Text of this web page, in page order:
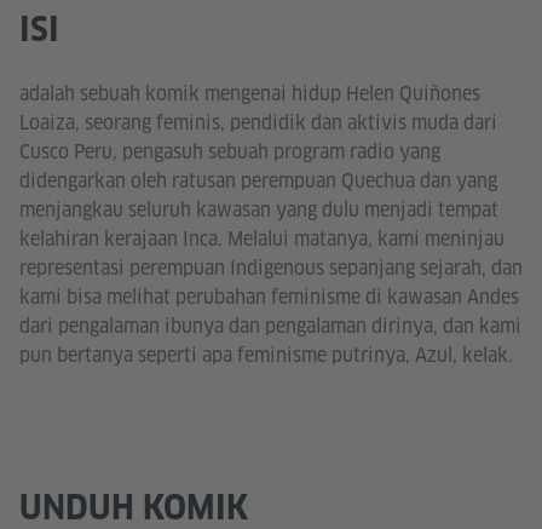
ISI
adalah sebuah komik mengenai hidup Helen Quiñones
Loaiza, seorang feminis, pendidik dan aktivis muda dari
Cusco Peru, pengasuh sebuah program radio yang
didengarkan oleh ratusan perempuan Quechua dan yang
menjangkau seluruh kawasan yang dulu menjadi tempat
kelahiran kerajaan Inca. Melalui matanya, kami meninjau
representasi perempuan Indigenous sepanjang sejarah, dan
kami bisa melihat perubahan feminisme di kawasan Andes
dari pengalaman ibunya dan pengalaman dirinya, dan kami
pun bertanya seperti apa feminisme putrinya, Azul, kelak.
UNDUH KOMIK